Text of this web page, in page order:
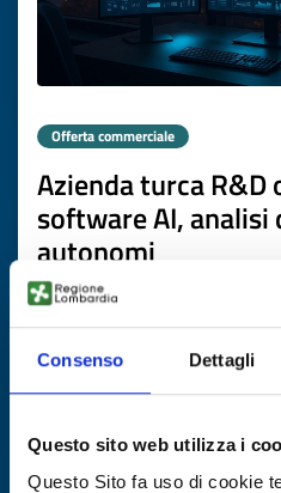
Consenso Dettagli
Questo sito web utilizza i
Questo Sito fa uso di cookie
Offerta commerciale
Azienda turca
software AI, analisi
autonomi
ID EEN: BOTR20260225001
Scade il19